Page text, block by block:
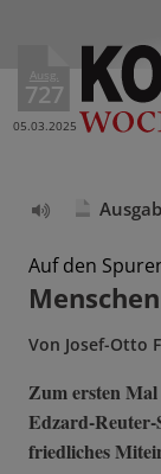
Ausg.
727
05.03.2025
vorlesen
Auf den
Von Josef-Otto
Zum ersten
Edzard-
friedliches